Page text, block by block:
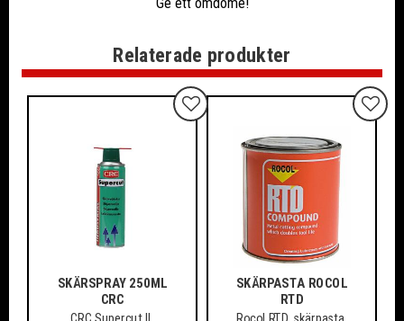
Relaterade produkter
SKÄRSPRAY 250ML
CRC
CRC Supercut II.
Lägg till i favoriter
SKÄRPASTA ROCOL
RTD
Rocol RTD, skärpasta.
Lägg